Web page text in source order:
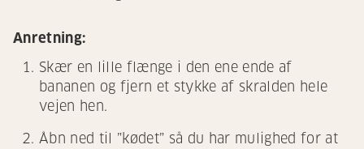
Anretning:
Skær en lille flænge i den ene ende af
bananen og fjern et stykke af skralden hele
vejen hen.
Åbn ned til ”kødet” så du har mulighed for at